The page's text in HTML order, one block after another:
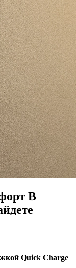
В
Quick Charge